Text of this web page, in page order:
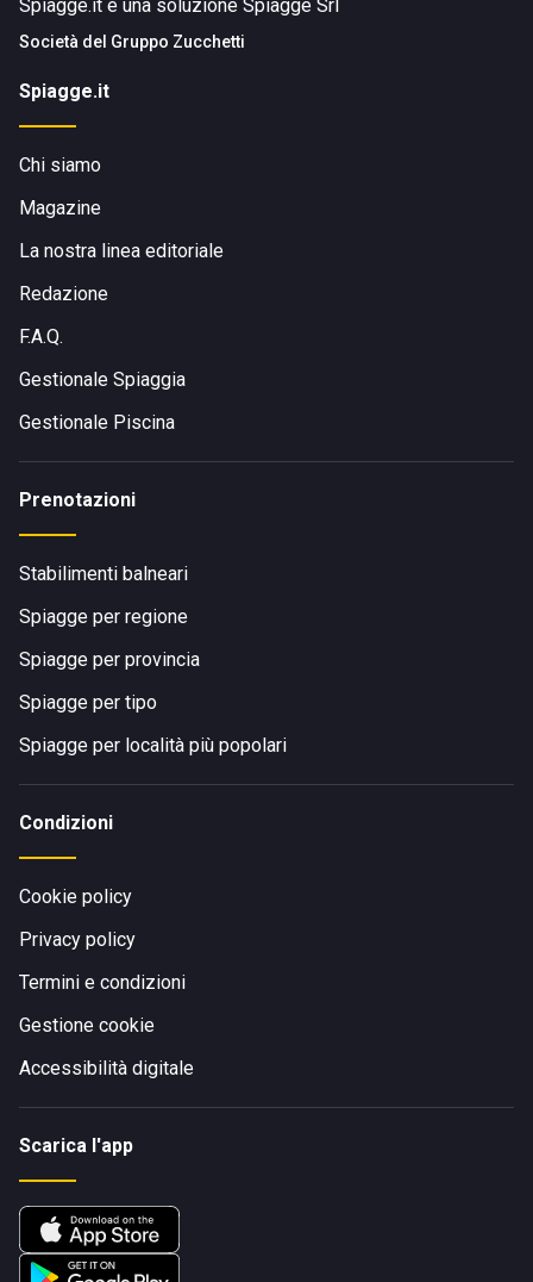
Spiagge.it è una soluzione Spiagge Srl
Società del Gruppo Zucchetti
Spiagge.it
Chi siamo
Magazine
La nostra linea editoriale
Redazione
F.A.Q.
Gestionale Spiaggia
Gestionale Piscina
Prenotazioni
Stabilimenti balneari
Spiagge per regione
Spiagge per provincia
Spiagge per tipo
Spiagge per località più popolari
Condizioni
Cookie policy
Privacy policy
Termini e condizioni
Gestione cookie
Accessibilità digitale
Scarica l'app